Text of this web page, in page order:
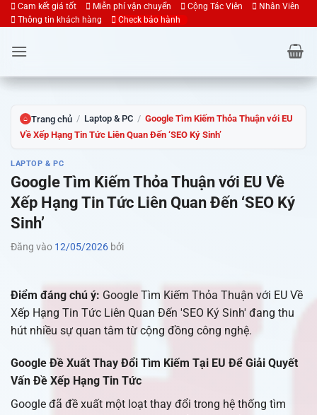
Bỏ
qua
nội
dung
Cam kết giá tốt Miễn phí vận chuyển Cộng Tác Viên
Nhân Viên
Thông tin khách hàng
Check bảo hành
⌂ Trang chủ / Laptop & PC / Google Tìm Kiếm Thỏa Thuận với EU
Về Xếp Hạng Tin Tức Liên Quan Đến ‘SEO Ký Sinh’
LAPTOP & PC
Google Tìm Kiếm Thỏa Thuận với EU Về
Xếp Hạng Tin Tức Liên Quan Đến ‘SEO Ký
Sinh’
Đăng vào 12/05/2026 bởi
Điểm đáng chú ý: Google Tìm Kiếm Thỏa Thuận với EU Về
Xếp Hạng Tin Tức Liên Quan Đến 'SEO Ký Sinh' đang thu
hút nhiều sự quan tâm từ cộng đồng công nghệ.
Google Đề Xuất Thay Đổi Tìm Kiếm Tại EU Để Giải Quyết
Vấn Đề Xếp Hạng Tin Tức
Google đã đề xuất một loạt thay đổi trong hệ thống tìm